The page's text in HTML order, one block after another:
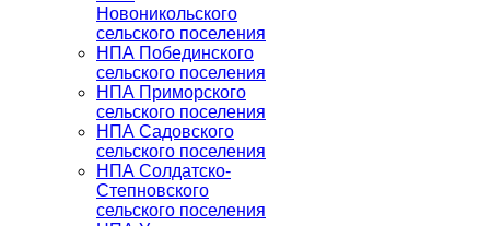
Новоникольского
сельского поселения
НПА Побединского
сельского поселения
НПА Приморского
сельского поселения
НПА Садовского
сельского поселения
НПА Солдатско-
Степновского
сельского поселения